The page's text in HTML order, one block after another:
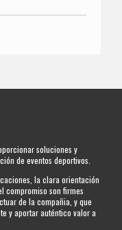
soluciones y
de eventos deportivos.
la clara orientación
compromiso son firmes
de la compañia, y que
y aportar auténtico valor a